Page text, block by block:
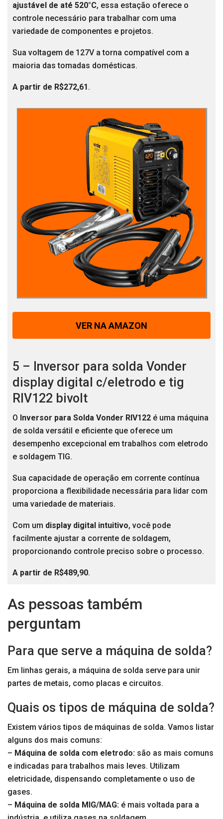
ajustável de até 520°C, essa estação oferece o
controle necessário para trabalhar com uma
variedade de componentes e projetos.
Sua voltagem de 127V a torna compatível com a
maioria das tomadas domésticas.
A partir de R$272,61 .
VER NA AMAZON
5 – Inversor para solda Vonder
display digital c/eletrodo e tig
RIV122 bivolt
O Inversor para Solda Vonder RIV122 é uma máquina
de solda versátil e eficiente que oferece um
desempenho excepcional em trabalhos com eletrodo
e soldagem TIG.
Sua capacidade de operação em corrente contínua
proporciona a flexibilidade necessária para lidar com
uma variedade de materiais.
Com um display digital intuitivo, você pode
facilmente ajustar a corrente de soldagem,
proporcionando controle preciso sobre o processo.
A partir de R$489,90.
As pessoas também
perguntam
Para que serve a máquina de solda?
Em linhas gerais, a máquina de solda serve para unir
partes de metais, como placas e circuitos.
Quais os tipos de máquina de solda?
Existem vários tipos de máquinas de solda. Vamos listar
alguns dos mais comuns:
– Máquina de solda com eletrodo: são as mais comuns
e indicadas para trabalhos mais leves. Utilizam
eletricidade, dispensando completamente o uso de
gases.
– Máquina de solda MIG/MAG: é mais voltada para a